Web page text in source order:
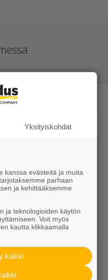
putket
Yksityiskohdat
kanssa evästeitä ja muita
parhaan
ja kehittääksemme
ja teknologioiden käytön
Voit myös
kautta klikkaamalla
kaikki